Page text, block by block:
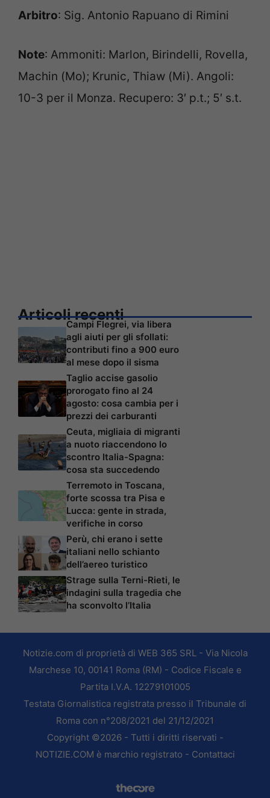
Arbitro: Sig. Antonio Rapuano di Rimini
Note: Ammoniti: Marlon, Birindelli, Rovella,
Machin (Mo); Krunic, Thiaw (Mi). Angoli:
10-3 per il Monza. Recupero: 3′ p.t.; 5′ s.t.
Articoli recenti
Campi Flegrei, via libera
agli aiuti per gli sfollati:
contributi fino a 900 euro
al mese dopo il sisma
Taglio accise gasolio
prorogato fino al 24
agosto: cosa cambia per i
prezzi dei carburanti
Ceuta, migliaia di migranti
a nuoto riaccendono lo
scontro Italia-Spagna:
cosa sta succedendo
Terremoto in Toscana,
forte scossa tra Pisa e
Lucca: gente in strada,
verifiche in corso
Perù, chi erano i sette
italiani nello schianto
dell’aereo turistico
Strage sulla Terni-Rieti, le
indagini sulla tragedia che
ha sconvolto l’Italia
Notizie.com di proprietà di WEB 365 SRL - Via Nicola
Marchese 10, 00141 Roma (RM) - Codice Fiscale e
Partita I.V.A. 12279101005
Testata Giornalistica registrata presso il Tribunale di
Roma con n°208/2021 del 21/12/2021
Copyright ©2026 - Tutti i diritti riservati -
NOTIZIE.COM è marchio registrato - Contattaci